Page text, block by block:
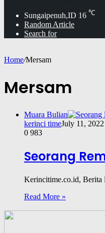
Sungaipenuh,ID 16 ℃
Random Article
Search for
Home/Mersam
Mersam
Muara Bulian
kerinci timeJuly 11, 2022
0 983
Seorang
Kerincitime.co.id, Berita
Read More »